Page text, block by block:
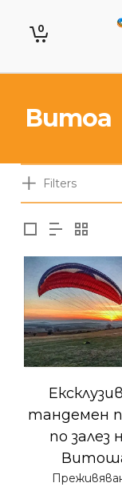
0
Витоа
Filters
тандемен
по залез